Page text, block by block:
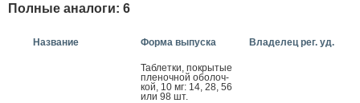
Полные аналоги: 6
Название Форма выпуска Владелец рег. уд.
Таб­летки, пок­ры­тые
пле­ноч­ной обо­лоч­
кой, 10 мг: 14, 28, 56
или 98 шт.